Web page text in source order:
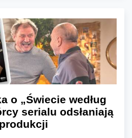
o „Świecie według
serialu odsłaniają